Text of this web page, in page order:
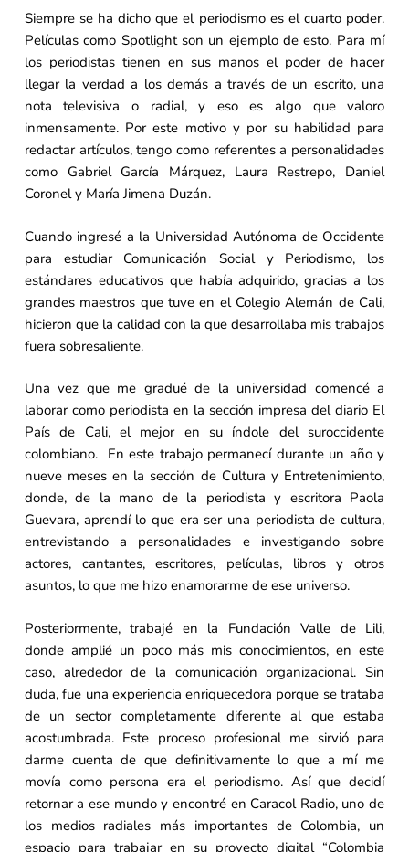
Siempre se ha dicho que el periodismo es el cuarto poder.
Películas como Spotlight son un ejemplo de esto. Para mí
los periodistas tienen en sus manos el poder de hacer
llegar la verdad a los demás a través de un escrito, una
nota televisiva o radial, y eso es algo que valoro
inmensamente. Por este motivo y por su habilidad para
redactar artículos, tengo como referentes a personalidades
como Gabriel García Márquez, Laura Restrepo, Daniel
Coronel y María Jimena Duzán.
Cuando ingresé a la Universidad Autónoma de Occidente
para estudiar Comunicación Social y Periodismo, los
estándares educativos que había adquirido, gracias a los
grandes maestros que tuve en el Colegio Alemán de Cali,
hicieron que la calidad con la que desarrollaba mis trabajos
fuera sobresaliente.
Una vez que me gradué de la universidad comencé a
laborar como periodista en la sección impresa del diario El
País de Cali, el mejor en su índole del suroccidente
colombiano. En este trabajo permanecí durante un año y
nueve meses en la sección de Cultura y Entretenimiento,
donde, de la mano de la periodista y escritora Paola
Guevara, aprendí lo que era ser una periodista de cultura,
entrevistando a personalidades e investigando sobre
actores, cantantes, escritores, películas, libros y otros
asuntos, lo que me hizo enamorarme de ese universo.
Posteriormente, trabajé en la Fundación Valle de Lili,
donde amplié un poco más mis conocimientos, en este
caso, alrededor de la comunicación organizacional. Sin
duda, fue una experiencia enriquecedora porque se trataba
de un sector completamente diferente al que estaba
acostumbrada. Este proceso profesional me sirvió para
darme cuenta de que definitivamente lo que a mí me
movía como persona era el periodismo. Así que decidí
retornar a ese mundo y encontré en Caracol Radio, uno de
los medios radiales más importantes de Colombia, un
espacio para trabajar en su proyecto digital “Colombia